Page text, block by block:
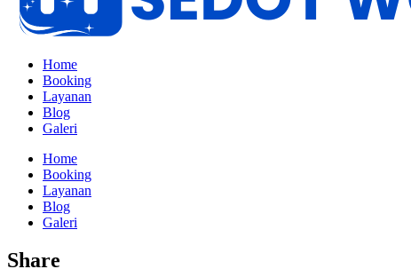
Home
Booking
Layanan
Blog
Galeri
Home
Booking
Layanan
Blog
Galeri
Share